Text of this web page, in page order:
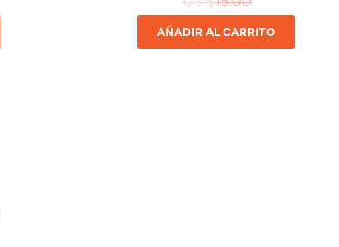
AÑADIR AL CARRITO